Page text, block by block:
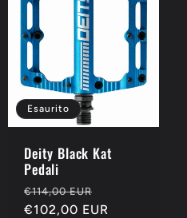
Esaurito
Deity Black Kat
Pedali
Prezzo
di
€114,00 EUR
scontato
€102,00 EUR